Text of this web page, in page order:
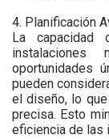
4. Planificación
La
oportunidades
pueden
el diseño, lo
precisa. Esto
eficiencia de las